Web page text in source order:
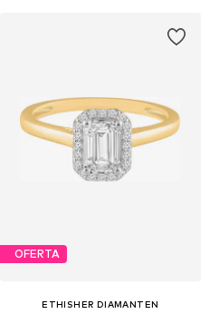
OFERTA
ETHISHER DIAMANTEN